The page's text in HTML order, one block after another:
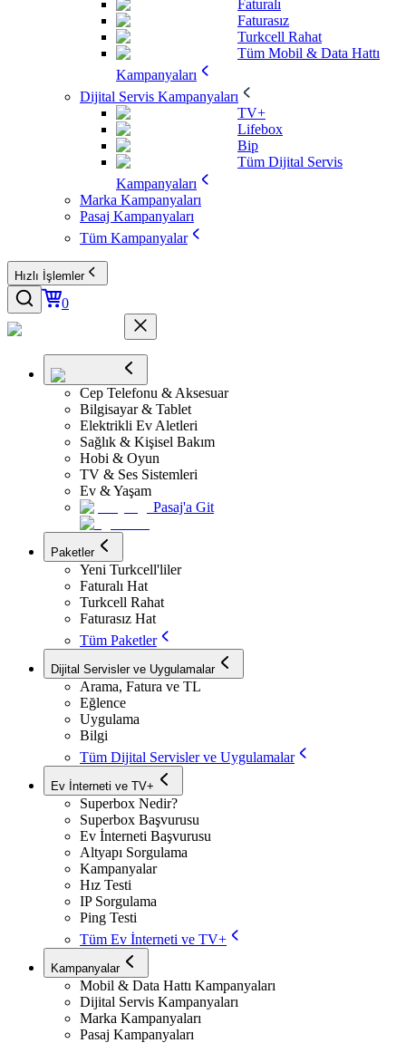
Faturalı
Faturasız
Turkcell Rahat
Tüm Mobil & Data Hattı
Kampanyaları
Dijital Servis Kampanyaları
TV+
Lifebox
Bip
Tüm Dijital Servis
Kampanyaları
Marka Kampanyaları
Pasaj Kampanyaları
Tüm Kampanyalar
Hızlı İşlemler
0
Cep Telefonu & Aksesuar
Bilgisayar & Tablet
Elektrikli Ev Aletleri
Sağlık & Kişisel Bakım
Hobi & Oyun
TV & Ses Sistemleri
Ev & Yaşam
Pasaj'a Git
Paketler
Yeni Turkcell'liler
Faturalı Hat
Turkcell Rahat
Faturasız Hat
Tüm Paketler
Dijital Servisler ve Uygulamalar
Arama, Fatura ve TL
Eğlence
Uygulama
Bilgi
Tüm Dijital Servisler ve Uygulamalar
Ev İnterneti ve TV+
Superbox Nedir?
Superbox Başvurusu
Ev İnterneti Başvurusu
Altyapı Sorgulama
Kampanyalar
Hız Testi
IP Sorgulama
Ping Testi
Tüm Ev İnterneti ve TV+
Kampanyalar
Mobil & Data Hattı Kampanyaları
Dijital Servis Kampanyaları
Marka Kampanyaları
Pasaj Kampanyaları